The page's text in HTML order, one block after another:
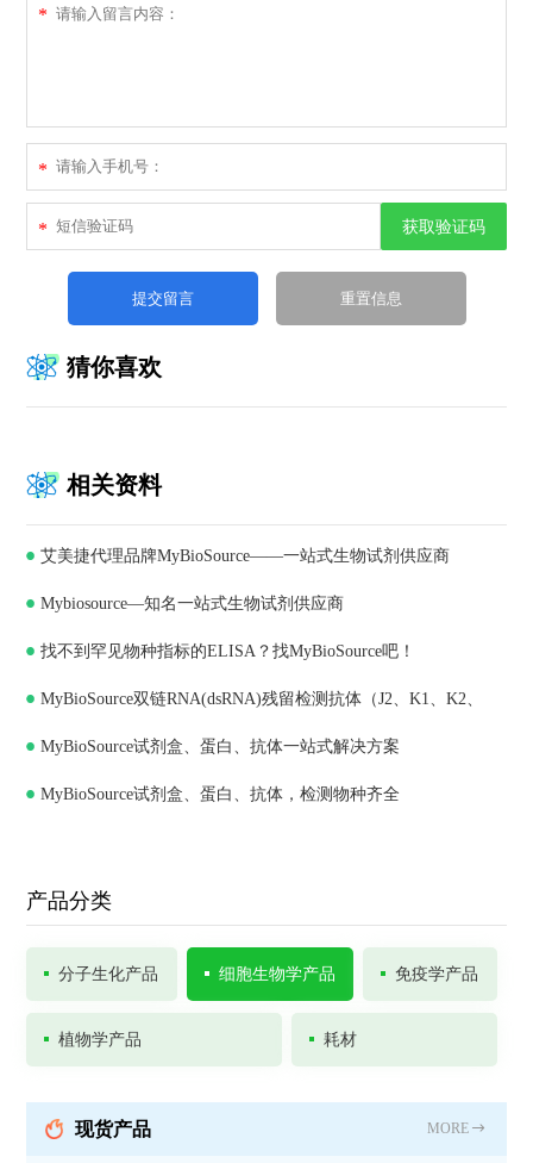
*
*
* 获取验证码
猜你喜欢
相关资料
艾美捷代理品牌MyBioSource——一站式生物试剂供应商
Mybiosource—知名一站式生物试剂供应商
找不到罕见物种指标的ELISA？找MyBioSource吧！
MyBioSource双链RNA(dsRNA)残留检测抗体（J2、K1、K2、
J5）和ELISA试剂盒
MyBioSource试剂盒、蛋白、抗体一站式解决方案
MyBioSource试剂盒、蛋白、抗体，检测物种齐全
产品分类
分子生化产品 细胞生物学产品 免疫学产品
植物学产品 耗材
现货产品 MORE